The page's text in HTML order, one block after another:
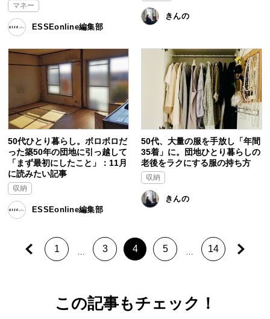
マネー
ESSEonline編集部
きんの
50代ひとり暮らし。ボロボロだ
った築50年の団地に引っ越して
「まず最初にしたこと」：11月
に読みたい記事
収納
ESSEonline編集部
50代、大量の服を手放し「年間
35着」に。団地ひとり暮らしの
老後をラクにする服の持ち方
収納
きんの
1 … 3 4 5 … 14
この記事もチェック！